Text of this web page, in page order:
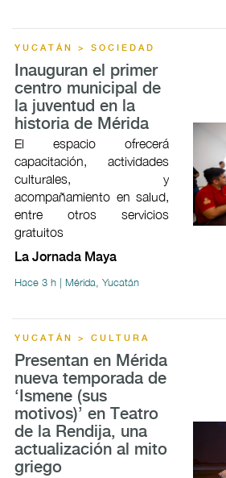
YUCATÁN > SOCIEDAD
Inauguran el primer
centro municipal de
la juventud en la
historia de Mérida
El espacio ofrecerá
capacitación, actividades
culturales, y
acompañamiento en salud,
entre otros servicios
gratuitos
La Jornada Maya
Hace 3 h | Mérida, Yucatán
YUCATÁN > CULTURA
Presentan en Mérida
nueva temporada de
‘Ismene (sus
motivos)’ en Teatro
de la Rendija, una
actualización al mito
griego